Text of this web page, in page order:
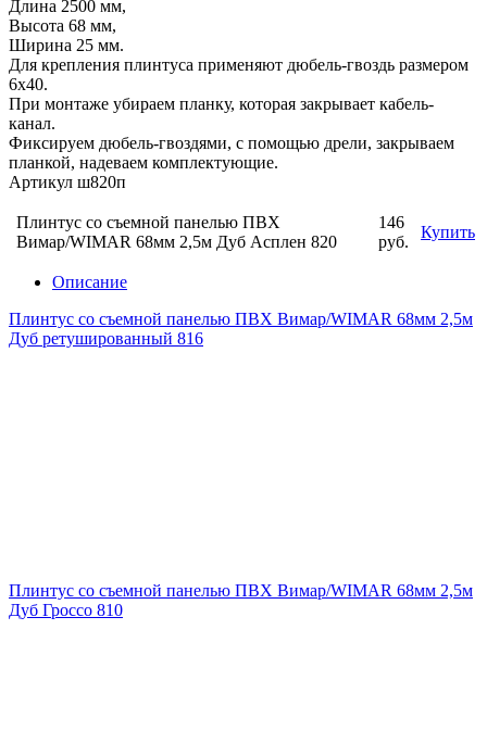
Длина 2500 мм,
Высота 68 мм,
Ширина 25 мм.
Для крепления плинтуса применяют дюбель-гвоздь размером
6х40.
При монтаже убираем планку, которая закрывает кабель-
канал.
Фиксируем дюбель-гвоздями, с помощью дрели, закрываем
планкой, надеваем комплектующие.
Артикул ш820п
Плинтус со съемной панелью ПВХ
Вимар/WIMAR 68мм 2,5м Дуб Асплен 820
146
руб.
Купить
Описание
Плинтус со съемной панелью ПВХ Вимар/WIMAR 68мм 2,5м
Дуб ретушированный 816
Плинтус со съемной панелью ПВХ Вимар/WIMAR 68мм 2,5м
Дуб Гроссо 810